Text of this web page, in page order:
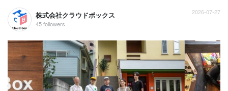
株式会社クラウドボックス
45 followers
2026-07-27